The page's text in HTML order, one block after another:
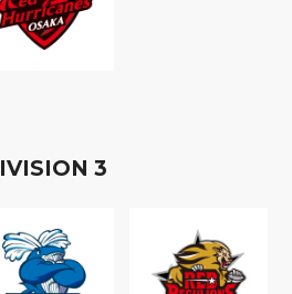
IVISION 3